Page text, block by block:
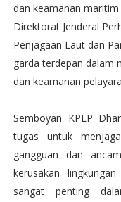
dan keamanan
Direktorat Jenderal
Penjagaan Laut dan
garda terdepan dalam
dan keamanan
Semboyan KPLP
tugas untuk
gangguan dan
kerusakan
sangat penting